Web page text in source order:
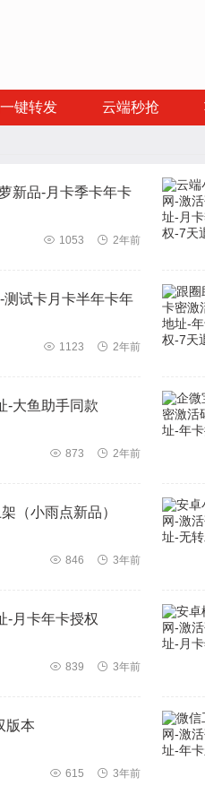
键转发 云端秒抢
新品-月卡季卡年卡
 1053  2年前
试卡月卡半年卡年
 1123  2年前
-大鱼助手同款
 873  2年前
（小雨点新品）
 846  3年前
-月卡年卡授权
 839  3年前
版本
 615  3年前